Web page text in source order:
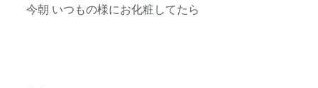
今朝 いつもの様にお化粧してたら